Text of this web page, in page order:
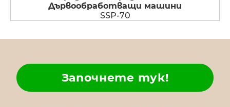
Дървообработващи машини
SSP-70
Започнете тук!